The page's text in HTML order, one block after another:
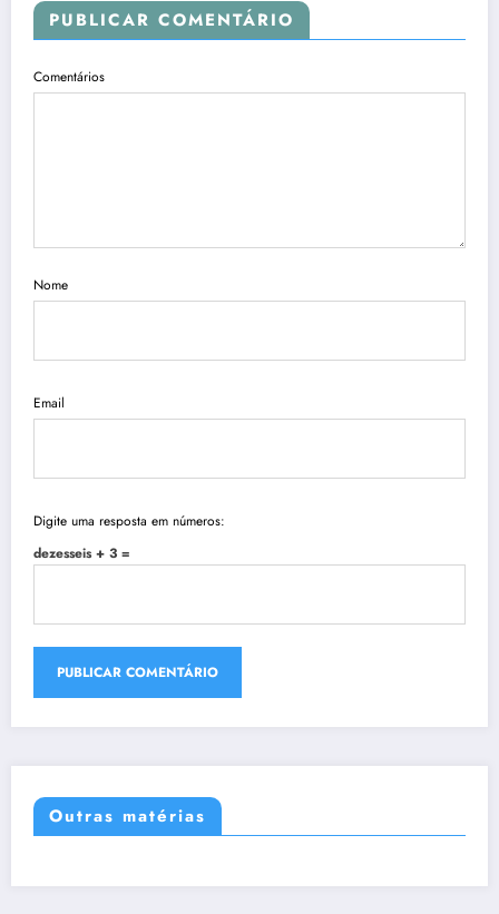
PUBLICAR COMENTÁRIO
Comentários
Nome
Email
Digite uma resposta em números:
dezesseis + 3 =
Outras matérias